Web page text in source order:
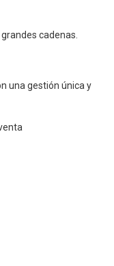
cadenas.
una gestión única y